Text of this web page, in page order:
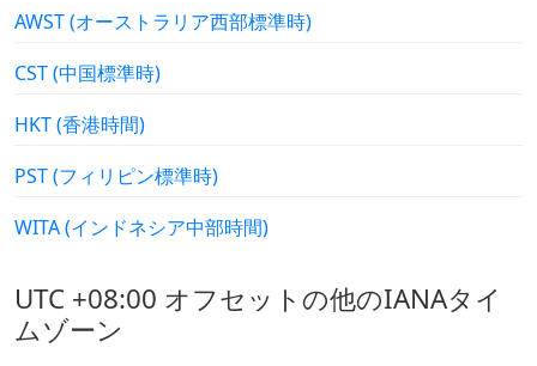
AWST (オーストラリア西部標準時)
CST (中国標準時)
HKT (香港時間)
PST (フィリピン標準時)
WITA (インドネシア中部時間)
UTC +08:00 オフセットの他のIANAタイ
ムゾーン